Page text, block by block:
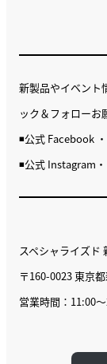
新製品やイベント
ック＆フォローお
◾️公式 Facebook
◾️公式 Instagram・
スペシャライズド
〒160-0023 東京
営業時間：11:00